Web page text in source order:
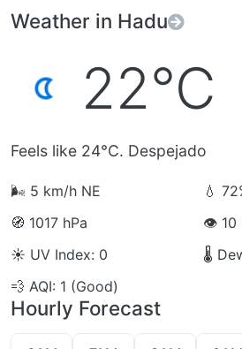
Weather in Hadu
22°C
Feels like 24°C. Despejado
🌬️ 5 km/h NE 💧
🧭 1017 hPa 👁️
☀️ UV Index: 0 🌡️
💨 AQI: 1 (Good)
Hourly Forecast